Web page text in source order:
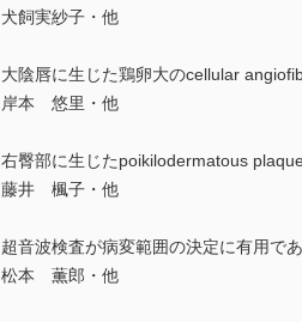
犬飼実紗子・他
大陰唇に生じた鶏卵大のcellular
岸本 悠里・他
右臀部に生じたpoikilodermatous
藤井 楓子・他
超音波検査が病変範囲の決定に有用で
松本 薫郎・他